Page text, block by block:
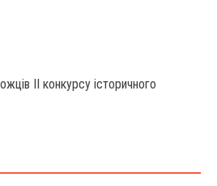
ІІ конкурсу історичного